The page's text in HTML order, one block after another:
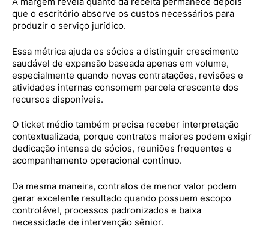
que o escritório absorve os custos necessários para
produzir o serviço jurídico.
Essa métrica ajuda os sócios a distinguir crescimento
saudável de expansão baseada apenas em volume,
especialmente quando novas contratações, revisões e
atividades internas consomem parcela crescente dos
recursos disponíveis.
O ticket médio também precisa receber interpretação
contextualizada, porque contratos maiores podem exigir
dedicação intensa de sócios, reuniões frequentes e
acompanhamento operacional contínuo.
Da mesma maneira, contratos de menor valor podem
gerar excelente resultado quando possuem escopo
controlável, processos padronizados e baixa
necessidade de intervenção sênior.